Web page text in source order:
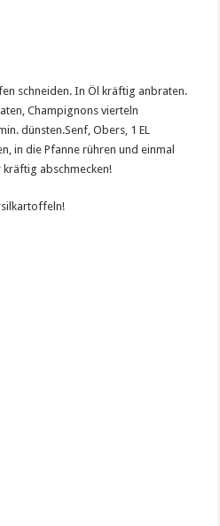
schneiden. In Öl kräftig anbraten.
Champignons vierteln
dünsten.Senf, Obers, 1 EL
in die Pfanne rühren und einmal
abschmecken!